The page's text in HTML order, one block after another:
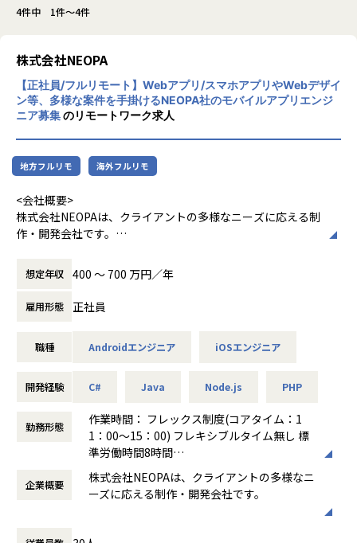
4件中 1件～4件
株式会社NEOPA
【正社員/フルリモート】Webアプリ/スマホアプリやWebデザイ
ン等、多様な案件を手掛けるNEOPA社のモバイルアプリエンジ
ニア募集のリモートワーク求人
地方フルリモ 海外フルリモ
<会社概要>
株式会社NEOPAは、クライアントの多様なニーズに応える制
作・開発会社です。
主力の受託開発事業では、ニーズが高いスマホアプリの開発
をはじめ、WebサイトやWebデザイン、Webアプリの開発な
どを幅広く担当。案件はクライアントとの直接取引で、社内
で企画から開発、運用までを一貫して行います。
トータルデザインを担当したほか、10万人以上のユーザーが
対応しています。
また、これまでIT企業が参入していなかった映画製作にも挑
戦。ITの力で世の中を良くすることを目指しつつ、分野にと
らわれず自分たちが価値を感じる事業に積極的に取り組んで
想定年収 400 〜 700 万円／年
雇用形態 正社員
職種 Androidエンジニア iOSエンジニア
開発経験 C# Java Node.js PHP
勤務形態
作業時間： フレックス制度(コアタイム：1
1：00～15：00) フレキシブルタイム無し 標
準労働時間8時間
働き方：
フレックス制（コアタイムあり）
時間外労働の有無： 有（月平均20時間）
休憩時間： 60分
企業概要
株式会社NEOPAは、クライアントの多様なニ
ーズに応える制作・開発会社です。